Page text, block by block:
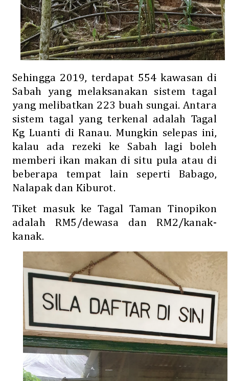
Sehingga 2019, terdapat 554 kawasan di
Sabah yang melaksanakan sistem tagal
yang melibatkan 223 buah sungai. Antara
sistem tagal yang terkenal adalah Tagal
Kg Luanti di Ranau. Mungkin selepas ini,
kalau ada rezeki ke Sabah lagi boleh
memberi ikan makan di situ pula atau di
beberapa tempat lain seperti Babago,
Nalapak dan Kiburot.
Tiket masuk ke Tagal Taman Tinopikon
adalah RM5/dewasa dan RM2/kanak-
kanak.